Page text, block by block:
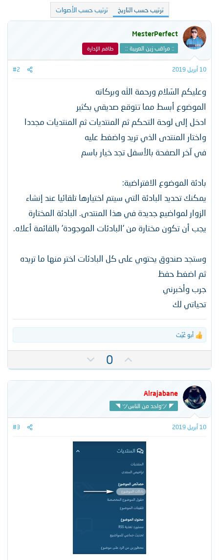
ترتيب حسب التاريخ ترتيب حسب الأصوات
MesterPerfect
:: مراقب زين العربية :: طاقم الإدارة
10 أبريل 2019 #2
وعليكم السَلام ورحمة الله وبركاته
الموضوع أبسط مما تتوقع صديقي بكثير
ادخل إلى لوحة التحكم ثم المنتديات ثم المنتديات مجددا
واختار المنتدى الذي تريد واضغط عليه
في آخر الصفحة بالأسفل تجد خيار باسم
بادئة الموضوع الافتراضية:
يمكنك تحديد البادئة التي سيتم اختيارها تلقائيا عند إنشاء
الزوار لمواضيع جديدة في هذا المنتدى. البادئة المختارة
يجب أن تكون مختارة من 'البادئات الموجودة' بالقائمة أعلاه.
وستجد صندوق يحتوي على كل البادئات اختر منها ما تريده
ثم اضغط حفظ
جرب وأخبرني
تحياتي لك
ا
ا
ع
ل
ا
ت
أبو غَيْث
أ
ي
د
0
ص
و
س
ب
ي
Alrajabane
◥ ツواحد من الناسツ ◤
10 أبريل 2019 #3